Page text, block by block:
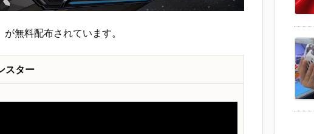
が無料配布されています。
スター